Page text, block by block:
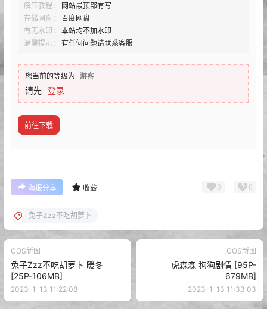
解压教程：
网站最顶部有写
存储网盘：
百度网盘
有无水印：
本站均不加水印
温馨提示：
有任何问题请联系客服
您当前的等级为 游客
请先 登录
前往下载
海报分享 收藏 0 0
兔子Zzz不吃胡萝卜
COS新图
兔子Zzz不吃胡萝卜 暖冬
[25P-106MB]
2023-1-13 11:22:08
COS新图
虎森森 狗狗剧情 [95P-
679MB]
2023-1-13 11:33:03